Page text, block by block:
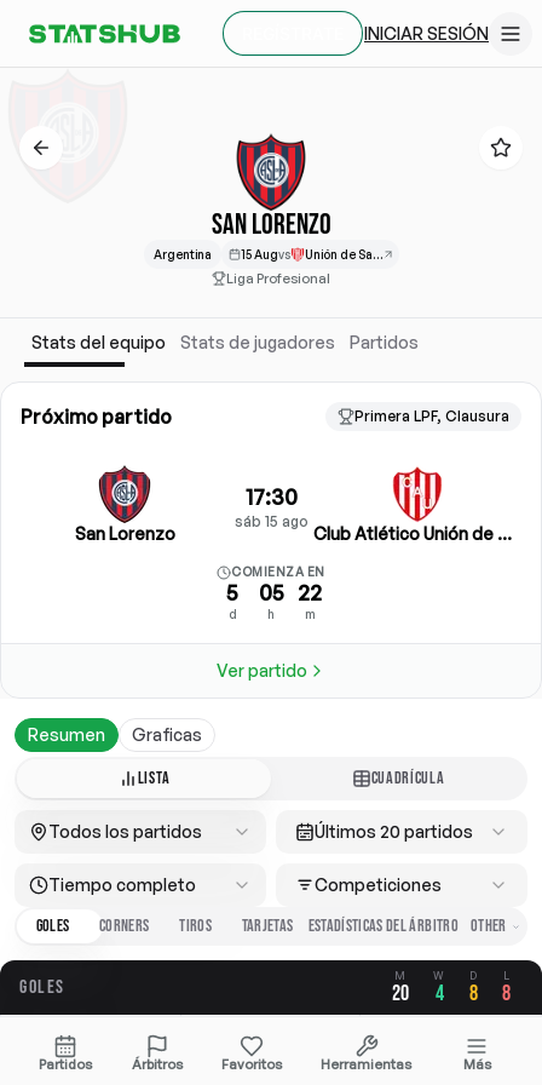
INICIAR SESIÓN
SAN LORENZO
Argentina 15 Augvs Unión de Santa Fe
Liga Profesional
Stats del equipo Stats de jugadores Partidos
Próximo partido Primera LPF, Clausura
San Lorenzo
17:30
sáb 15 ago
Club Atlético Unión de Santa Fe
COMIENZA EN
5
d
05
h
22
m
Ver partido
Resumen Graficas
LISTA CUADRÍCULA
Todos los partidos Últimos 20 partidos
Tiempo completo
Competiciones
GOLES
CORNERS TIROS TARJETAS ESTADÍSTICAS DEL ÁRBITRO
GOLES M
20
W
4
D
8
L
8
GLOBAL
2.70
A FAVOR
1.20
EN CONTRA
1.50
Partidos Árbitros Favoritos Herramientas Más